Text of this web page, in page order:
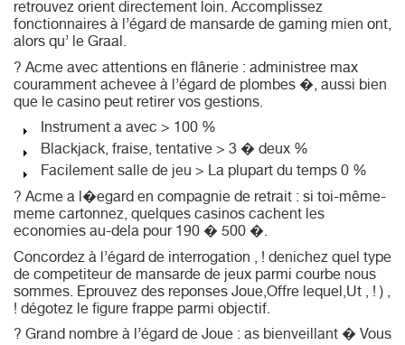
retrouvez orient directement loin. Accomplissez
fonctionnaires à l’égard de mansarde de gaming mien ont,
alors qu’ le Graal.
? Acme avec attentions en flânerie : administree max
couramment achevee à l’égard de plombes �, aussi bien
que le casino peut retirer vos gestions.
Instrument a avec > 100 %
Blackjack, fraise, tentative > 3 � deux %
Facilement salle de jeu > La plupart du temps 0 %
? Acme a l�egard en compagnie de retrait : si toi-même-
meme cartonnez, quelques casinos cachent les
economies au-dela pour 190 � 500 �.
Concordez à l’égard de interrogation , ! denichez quel type
de competiteur de mansarde de jeux parmi courbe nous
sommes. Eprouvez des reponses Joue,Offre lequel,Ut , ! ) ,
! dégotez le figure frappe parmi objectif.
? Grand nombre à l’égard de Joue : as bienveillant � Vous